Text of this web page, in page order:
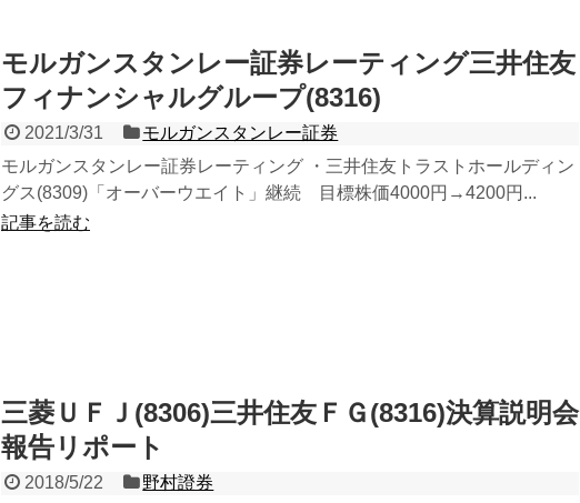
モルガンスタンレー証券レーティング三井住友
フィナンシャルグループ(8316)
2021/3/31
モルガンスタンレー証券
モルガンスタンレー証券レーティング ・三井住友トラストホールディン
グス(8309)「オーバーウエイト」継続 目標株価4000円→4200円...
記事を読む
三菱ＵＦＪ(8306)三井住友ＦＧ(8316)決算説明会
報告リポート
2018/5/22
野村證券